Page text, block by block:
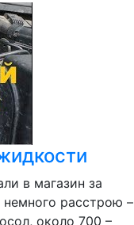
в магазин за
расстрою –
около 700 –